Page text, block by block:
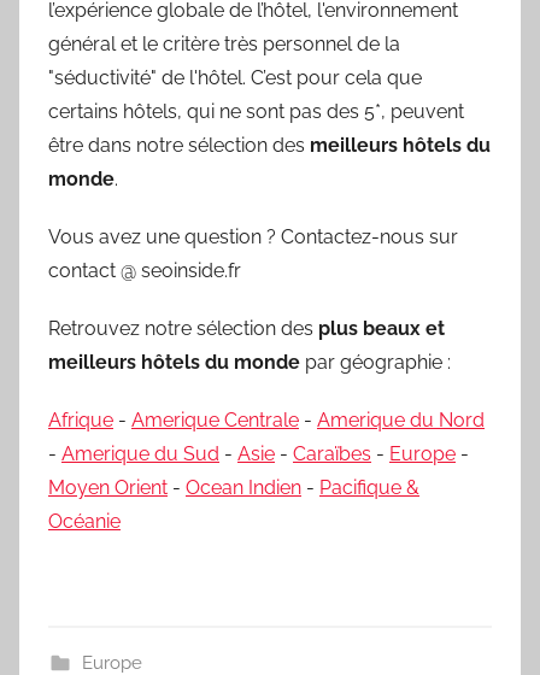
l’expérience globale de l’hôtel, l'environnement
général et le critère très personnel de la
"séductivité" de l'hôtel. C’est pour cela que
certains hôtels, qui ne sont pas des 5*, peuvent
être dans notre sélection des meilleurs hôtels du
monde.
Vous avez une question ? Contactez-nous sur
contact @ seoinside.fr
Retrouvez notre sélection des plus beaux et
meilleurs hôtels du monde par géographie :
Afrique - Amerique Centrale - Amerique du Nord
- Amerique du Sud - Asie - Caraïbes - Europe -
Moyen Orient - Ocean Indien - Pacifique &
Océanie
Europe